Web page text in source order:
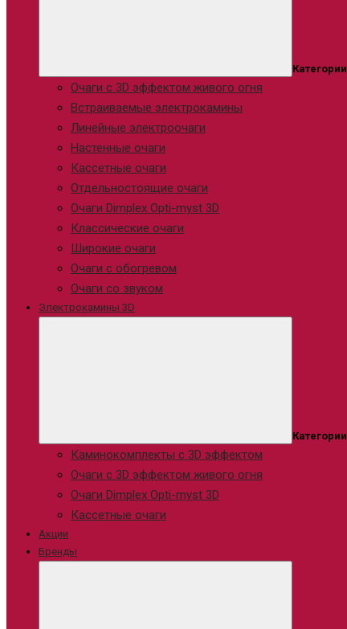
Категории
Очаги с 3D эффектом живого огня
Встраиваемые электрокамины
Линейные электроочаги
Настенные очаги
Кассетные очаги
Отдельностоящие очаги
Очаги Dimplex Opti-myst 3D
Классические очаги
Широкие очаги
Очаги с обогревом
Очаги со звуком
Электрокамины 3D
Категории
Каминокомплекты с 3D эффектом
Очаги с 3D эффектом живого огня
Очаги Dimplex Opti-myst 3D
Кассетные очаги
Акции
Бренды